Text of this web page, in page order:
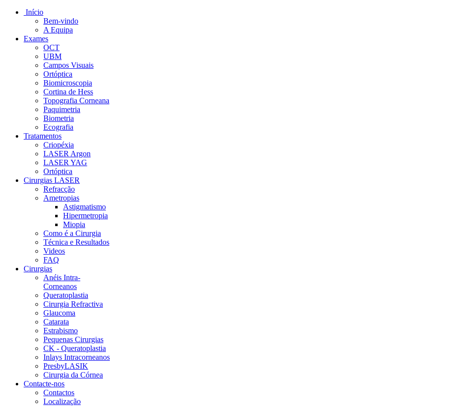
Início
Bem-vindo
A Equipa
Exames
OCT
UBM
Campos Visuais
Ortóptica
Biomicroscopia
Cortina de Hess
Topografia Corneana
Paquimetria
Biometria
Ecografia
Tratamentos
Criopéxia
LASER Argon
LASER YAG
Ortóptica
Cirurgias LASER
Refracção
Ametropias
Astigmatismo
Hipermetropia
Miopia
Como é a Cirurgia
Técnica e Resultados
Videos
FAQ
Cirurgias
Anéis Intra-
Corneanos
Queratoplastia
Cirurgia Refractiva
Glaucoma
Catarata
Estrabismo
Pequenas Cirurgias
CK - Queratoplastia
Inlays Intracorneanos
PresbyLASIK
Cirurgia da Córnea
Contacte-nos
Contactos
Localização